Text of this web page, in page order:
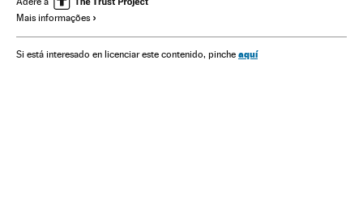
Incêndios florestais
Acontecimentos
Mais informações
Si está interesado en licenciar este contenido, pinche aquí